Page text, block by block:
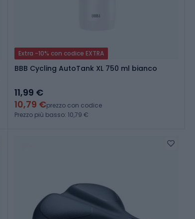
Extra -10% con codice EXTRA
BBB Cycling AutoTank XL 750 ml bianco
11,99 €
10,79 €prezzo con codice
Prezzo più basso: 10,79 €